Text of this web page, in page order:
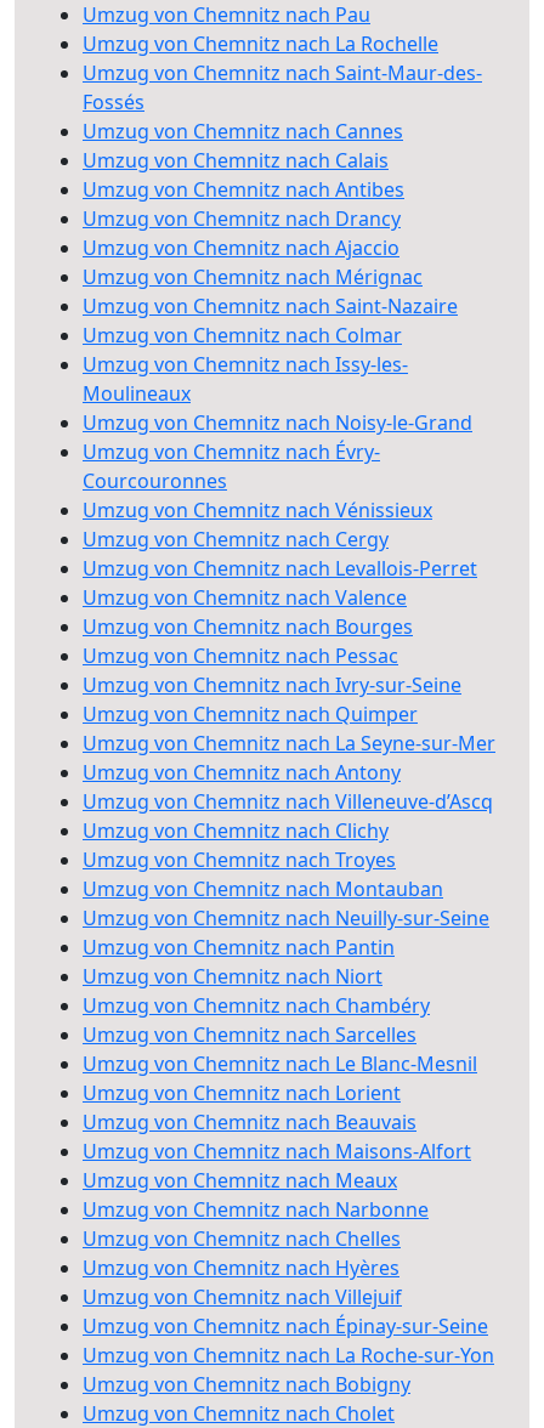
Umzug von Chemnitz nach Pau
Umzug von Chemnitz nach La Rochelle
Umzug von Chemnitz nach Saint-Maur-des-
Fossés
Umzug von Chemnitz nach Cannes
Umzug von Chemnitz nach Calais
Umzug von Chemnitz nach Antibes
Umzug von Chemnitz nach Drancy
Umzug von Chemnitz nach Ajaccio
Umzug von Chemnitz nach Mérignac
Umzug von Chemnitz nach Saint-Nazaire
Umzug von Chemnitz nach Colmar
Umzug von Chemnitz nach Issy-les-
Moulineaux
Umzug von Chemnitz nach Noisy-le-Grand
Umzug von Chemnitz nach Évry-
Courcouronnes
Umzug von Chemnitz nach Vénissieux
Umzug von Chemnitz nach Cergy
Umzug von Chemnitz nach Levallois-Perret
Umzug von Chemnitz nach Valence
Umzug von Chemnitz nach Bourges
Umzug von Chemnitz nach Pessac
Umzug von Chemnitz nach Ivry-sur-Seine
Umzug von Chemnitz nach Quimper
Umzug von Chemnitz nach La Seyne-sur-Mer
Umzug von Chemnitz nach Antony
Umzug von Chemnitz nach Villeneuve-d’Ascq
Umzug von Chemnitz nach Clichy
Umzug von Chemnitz nach Troyes
Umzug von Chemnitz nach Montauban
Umzug von Chemnitz nach Neuilly-sur-Seine
Umzug von Chemnitz nach Pantin
Umzug von Chemnitz nach Niort
Umzug von Chemnitz nach Chambéry
Umzug von Chemnitz nach Sarcelles
Umzug von Chemnitz nach Le Blanc-Mesnil
Umzug von Chemnitz nach Lorient
Umzug von Chemnitz nach Beauvais
Umzug von Chemnitz nach Maisons-Alfort
Umzug von Chemnitz nach Meaux
Umzug von Chemnitz nach Narbonne
Umzug von Chemnitz nach Chelles
Umzug von Chemnitz nach Hyères
Umzug von Chemnitz nach Villejuif
Umzug von Chemnitz nach Épinay-sur-Seine
Umzug von Chemnitz nach La Roche-sur-Yon
Umzug von Chemnitz nach Bobigny
Umzug von Chemnitz nach Cholet